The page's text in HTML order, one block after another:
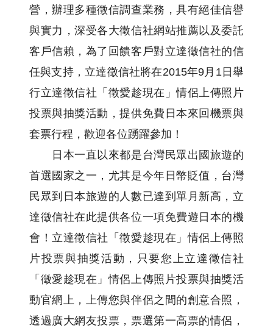
營，辦理多種徵信調查業務，具有絕佳信譽
與實力，深受各大徵信社網站推薦以及委託
客戶信賴，為了回饋客戶對立達徵信社的信
任與支持，立達徵信社將在2015年9月1日舉
行立達徵信社「徵愛趁現在」情侶上傳照片
投票與抽獎活動，提供免費日本來回機票與
套票行程，歡迎各位踴躍參加！
日本一直以來都是台灣民眾出國旅遊的
首選國家之一，尤其是今年日幣貶值，台灣
民眾到日本旅遊的人數已達到單月新高，立
達徵信社在此提供各位一項免費遊日本的機
會！立達徵信社「徵愛趁現在」情侶上傳照
片投票與抽獎活動，只要您上立達徵信社
「徵愛趁現在」情侶上傳照片投票與抽獎活
動官網上，上傳您與伴侶之間的創意合照，
透過廣大網友投票，票選第一高票的情侶，